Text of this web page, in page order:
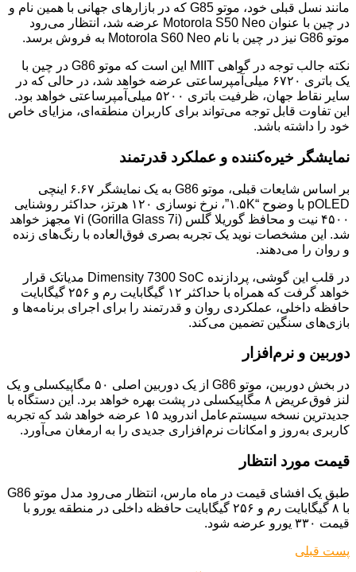
مانند نسل قبلی خود، موتو G85 که در بازارهای جهانی با همین نام و
در چین با عنوان Motorola S50 Neo عرضه شد، انتظار می‌رود
موتو G86 نیز در چین با نام Motorola S60 Neo به فروش برسد.
نکته جالب توجه در گواهی MIIT این است که موتو G86 در چین با
یک باتری ۶۷۲۰ میلی‌آمپرساعتی عرضه خواهد شد، در حالی که در
سایر نقاط جهان، ظرفیت باتری ۵۲۰۰ میلی‌آمپرساعتی خواهد بود.
این تفاوت قابل توجه می‌تواند برای کاربران منطقه‌ای، مزایای خاص
خود را داشته باشد.
نمایشگر خیره‌کننده و عملکرد قدرتمند
بر اساس شایعات قبلی، موتو G86 به یک نمایشگر ۶.۶۷ اینچی
pOLED با وضوح “۱.۵K”، نرخ نوسازی ۱۲۰ هرتز، حداکثر روشنایی
۴۵۰۰ نیت و محافظ گوریلا گلس ۷i (Gorilla Glass 7i) مجهز خواهد
شد. این مشخصات نوید یک تجربه بصری فوق‌العاده با رنگ‌های زنده
و روان را می‌دهند.
در قلب این گوشی، پردازنده Dimensity 7300 SoC مدیاتک قرار
خواهد گرفت که همراه با حداکثر ۱۲ گیگابایت رم و ۲۵۶ گیگابایت
حافظه داخلی، عملکردی روان و قدرتمند را برای اجرای برنامه‌ها و
بازی‌های سنگین تضمین می‌کند.
دوربین و نرم‌افزار
در بخش دوربین، موتو G86 از یک دوربین اصلی ۵۰ مگاپیکسلی و یک
لنز فوق‌عریض ۸ مگاپیکسلی در پشت بهره خواهد برد. این دستگاه با
جدیدترین نسخه سیستم‌عامل اندروید ۱۵ عرضه خواهد شد که تجربه
کاربری به‌روز و امکانات نرم‌افزاری جدیدی را به ارمغان می‌آورد.
قیمت مورد انتظار
طبق یک افشای قیمت در ماه مارس، انتظار می‌رود مدل موتو G86
با ۸ گیگابایت رم و ۲۵۶ گیگابایت حافظه داخلی در منطقه یورو با
قیمت ۳۳۰ یورو عرضه شود.
پست قبلی